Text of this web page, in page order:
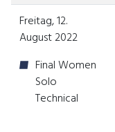
Freitag, 12.
August 2022
Final Women
Solo
Technical